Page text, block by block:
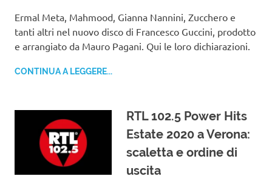
Ermal Meta, Mahmood, Gianna Nannini, Zucchero e
tanti altri nel nuovo disco di Francesco Guccini, prodotto
e arrangiato da Mauro Pagani. Qui le loro dichiarazioni.
CONTINUA A LEGGERE...
RTL 102.5 Power Hits
Estate 2020 a Verona:
scaletta e ordine di
uscita